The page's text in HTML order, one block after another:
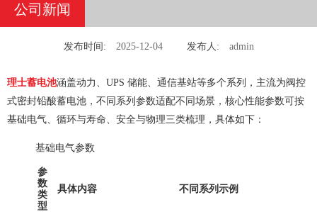
公司新闻
发布时间: 2025-12-04 发布人: admin
理士蓄电池涵盖动力、UPS 储能、通信基站等多个系列，主流为阀控
式密封铅酸蓄电池，不同系列参数适配不同场景，核心性能参数可按
基础电气、循环与寿命、安全与物理三类梳理，具体如下：
基础电气参数
参
数
类
型
具体内容 不同系列示例